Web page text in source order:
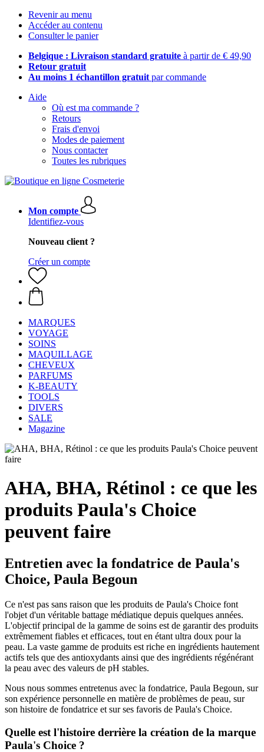
Revenir au menu
Accéder au contenu
Consulter le panier
Belgique : Livraison standard gratuite à partir de € 49,90
Retour gratuit
Au moins 1 échantillon gratuit par commande
Aide
Où est ma commande ?
Retours
Frais d'envoi
Modes de paiement
Nous contacter
Toutes les rubriques
Mon compte
Identifiez-vous
Nouveau client ?
Créer un compte
MARQUES
VOYAGE
SOINS
MAQUILLAGE
CHEVEUX
PARFUMS
K-BEAUTY
TOOLS
DIVERS
SALE
Magazine
AHA, BHA, Rétinol : ce que les
produits Paula's Choice
peuvent faire
Entretien avec la fondatrice de Paula's
Choice, Paula Begoun
Ce n'est pas sans raison que les produits de Paula's Choice font
l'objet d'un véritable battage médiatique depuis quelques années.
L'objectif principal de la gamme de soins est de garantir des produits
extrêmement fiables et efficaces, tout en étant ultra doux pour la
peau. La vaste gamme de produits est riche en ingrédients hautement
actifs tels que des antioxydants ainsi que des ingrédients régénérant
la peau avec des valeurs de pH stables.
Nous nous sommes entretenus avec la fondatrice, Paula Begoun, sur
son expérience personnelle en matière de problèmes de peau, sur
son histoire de fondatrice et sur ses favoris de Paula's Choice.
Quelle est l'histoire derrière la création de la marque
Paula's Choice ?